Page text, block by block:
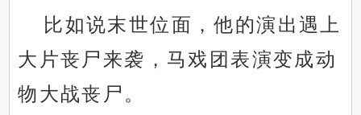
比如说末世位面，他的演出遇上
大片丧尸来袭，马戏团表演变成动
物大战丧尸。